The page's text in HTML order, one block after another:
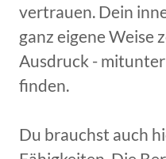
vertrauen. Dein
ganz eigene Weise
Ausdruck -
finden.
Du brauchst auch